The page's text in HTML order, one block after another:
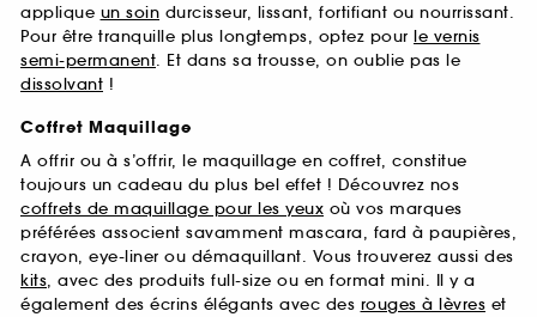
applique un soin durcisseur, lissant, fortifiant ou nourrissant.
Pour être tranquille plus longtemps, optez pour le vernis
semi-permanent. Et dans sa trousse, on oublie pas le
dissolvant !
Coffret Maquillage
A offrir ou à s’offrir, le maquillage en coffret, constitue
toujours un cadeau du plus bel effet ! Découvrez nos
coffrets de maquillage pour les yeux où vos marques
préférées associent savamment mascara, fard à paupières,
crayon, eye-liner ou démaquillant. Vous trouverez aussi des
kits, avec des produits full-size ou en format mini. Il y a
également des écrins élégants avec des rouges à lèvres et